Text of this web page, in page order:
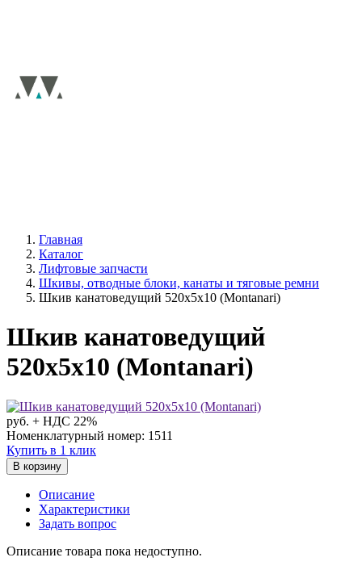
Главная
Каталог
Лифтовые запчасти
Шкивы, отводные блоки, канаты и тяговые ремни
Шкив канатоведущий 520х5х10 (Montanari)
Шкив канатоведущий
520х5х10 (Montanari)
руб. + НДС 22%
Номенклатурный номер: 1511
Купить в 1 клик
В корзину
Описание
Характеристики
Задать вопрос
Описание товара пока недоступно.